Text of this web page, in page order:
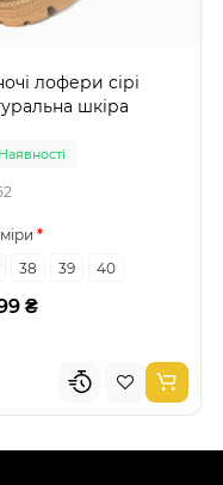
лофери сірі
шкіра
38 39 40
₴